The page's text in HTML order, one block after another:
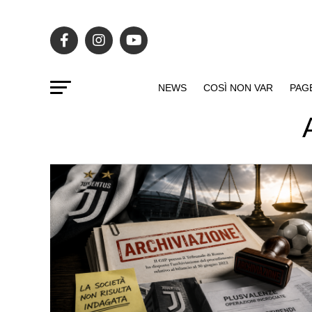
NEWS COSÌ NON VAR